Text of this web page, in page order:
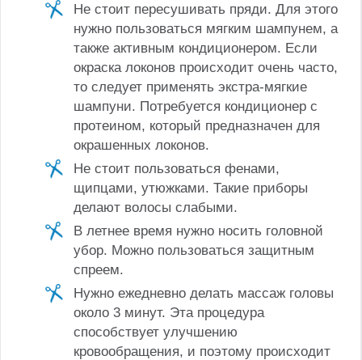
Не стоит пересушивать пряди. Для этого
нужно пользоваться мягким шампунем, а
также активным кондиционером. Если
окраска локонов происходит очень часто,
то следует применять экстра-мягкие
шампуни. Потребуется кондиционер с
протеином, который предназначен для
окрашенных локонов.
Не стоит пользоваться фенами,
щипцами, утюжками. Такие приборы
делают волосы слабыми.
В летнее время нужно носить головной
убор. Можно пользоваться защитным
спреем.
Нужно ежедневно делать массаж головы
около 3 минут. Эта процедура
способствует улучшению
кровообращения, и поэтому происходит